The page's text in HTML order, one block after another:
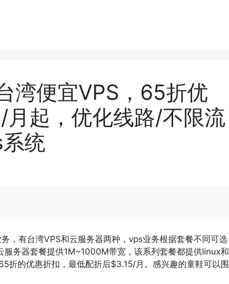
湾便宜VPS，65折优
起，优化线路/不限流
统
，有台湾VPS和云服务器两种，vps业务根据套餐不同可选
务器套餐提供1M~1000M带宽，该系列套餐都提供linux和
折的优惠折扣，最低配折后$3.15/月。感兴趣的童鞋可以围